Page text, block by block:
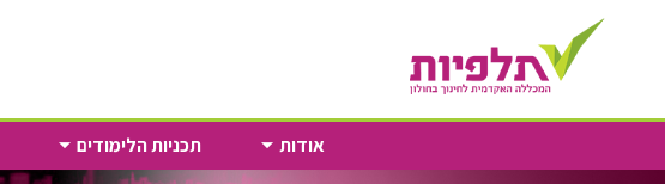
אודות תכניות הלימודים